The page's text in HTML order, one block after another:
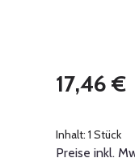
Regulärer Preis:
17,46 €
Inhalt: 1 Stück
Preise inkl.